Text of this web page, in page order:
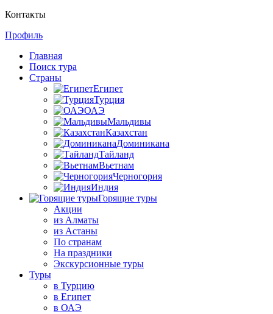
Контакты
Профиль
Главная
Поиск тура
Страны
Египет
Турция
ОАЭ
Мальдивы
Казахстан
Доминикана
Тайланд
Вьетнам
Черногория
Индия
Горящие туры
Акции
из Алматы
из Астаны
По странам
На праздники
Экскурсионные туры
Туры
в Турцию
в Египет
в ОАЭ